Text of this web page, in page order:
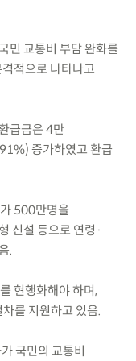
민 교통비 부담 완화를
적으로 나타나고
급금은 4만
증가하였고 환급
500만명을
신설 등으로 연령·
.
현행화해야 하며,
를 지원하고 있음.
국민의 교통비